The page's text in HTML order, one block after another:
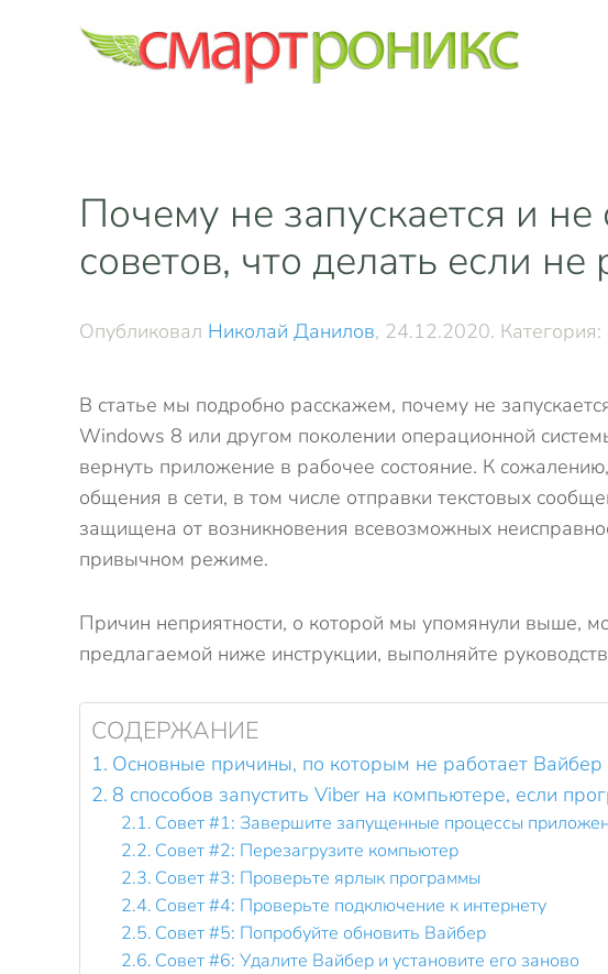
Skip to main content
Почему не запускается и
советов, что делать если
Опубликовал Николай Данилов, 24.12.2020. Категория:
В статье мы подробно расскажем, почему не
Windows 8 или другом поколении операционной
вернуть приложение в рабочее состояние. К
общения в сети, в том числе отправки текстовых
защищена от возникновения всевозможных
привычном режиме.
Причин неприятности, о которой мы упомянули выше,
предлагаемой ниже инструкции, выполняйте
СОДЕРЖАНИЕ
Основные причины, по которым не работает
8 способов запустить Viber на компьютере, если
Совет #1: Завершите запущенные процессы
Совет #2: Перезагрузите компьютер
Совет #3: Проверьте ярлык программы
Совет #4: Проверьте подключение к интернету
Совет #5: Попробуйте обновить Вайбер
Совет #6: Удалите Вайбер и установите его заново